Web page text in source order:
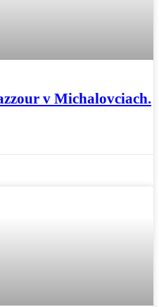
v Michalovciach.